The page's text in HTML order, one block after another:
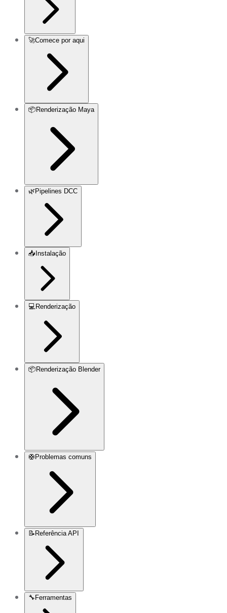
🚀Comece por aqui
📦 Renderização Maya
🌿Pipelines DCC
📥 Instalação
💻 Renderização
📦 Renderização Blender
🛟 Problemas comuns
📝 Referência API
🔧 Ferramentas